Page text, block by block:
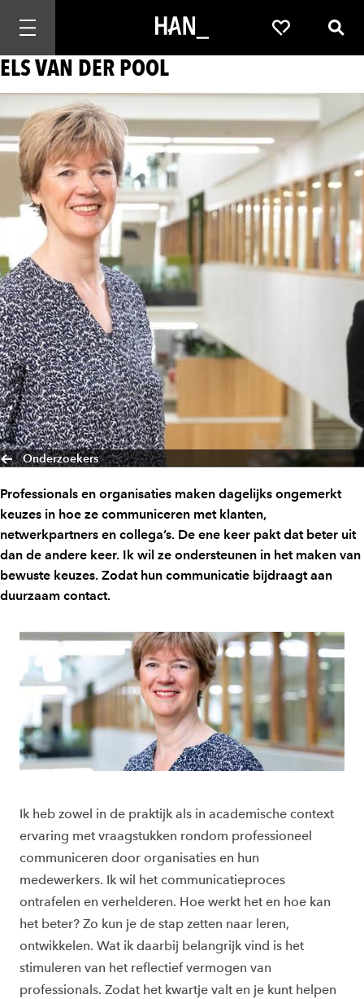
Mobiele navigatie openen Favorieten
ELS VAN DER POOL
Onderzoekers
Professionals en organisaties maken dagelijks ongemerkt
keuzes in hoe ze communiceren met klanten,
netwerkpartners en collega’s. De ene keer pakt dat beter uit
dan de andere keer. Ik wil ze ondersteunen in het maken van
bewuste keuzes. Zodat hun communicatie bijdraagt aan
duurzaam contact.
Ik heb zowel in de praktijk als in academische context
ervaring met vraagstukken rondom professioneel
communiceren door organisaties en hun
medewerkers. Ik wil het communicatieproces
ontrafelen en verhelderen. Hoe werkt het en hoe kan
het beter? Zo kun je de stap zetten naar leren,
ontwikkelen. Wat ik daarbij belangrijk vind is het
stimuleren van het reflectief vermogen van
professionals. Zodat het kwartje valt en je kunt helpen